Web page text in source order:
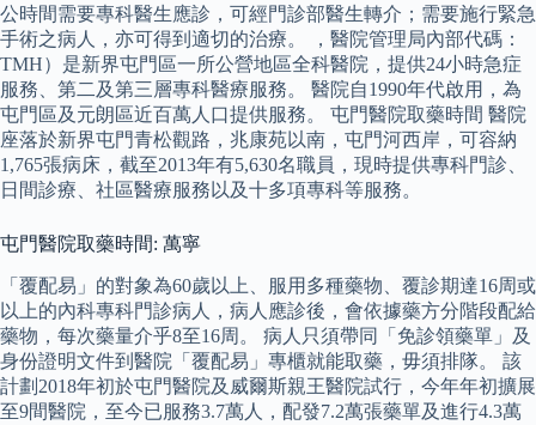
公時間需要專科醫生應診，可經門診部醫生轉介；需要施行緊急
手術之病人，亦可得到適切的治療。 ，醫院管理局內部代碼：
TMH）是新界屯門區一所公營地區全科醫院，提供24小時急症
服務、第二及第三層專科醫療服務。 醫院自1990年代啟用，為
屯門區及元朗區近百萬人口提供服務。 屯門醫院取藥時間 醫院
座落於新界屯門青松觀路，兆康苑以南，屯門河西岸，可容納
1,765張病床，截至2013年有5,630名職員，現時提供專科門診、
日間診療、社區醫療服務以及十多項專科等服務。
屯門醫院取藥時間: 萬寧
「覆配易」的對象為60歲以上、服用多種藥物、覆診期達16周或
以上的內科專科門診病人，病人應診後，會依據藥方分階段配給
藥物，每次藥量介乎8至16周。 病人只須帶同「免診領藥單」及
身份證明文件到醫院「覆配易」專櫃就能取藥，毋須排隊。 該
計劃2018年初於屯門醫院及威爾斯親王醫院試行，今年年初擴展
至9間醫院，至今已服務3.7萬人，配發7.2萬張藥單及進行4.3萬